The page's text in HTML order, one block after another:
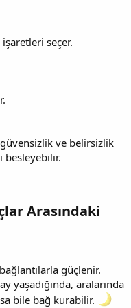
seçer.
ve belirsizlik
Arasındaki
güçlenir.
yaşadığında, aralarında
bile bağ kurabilir.